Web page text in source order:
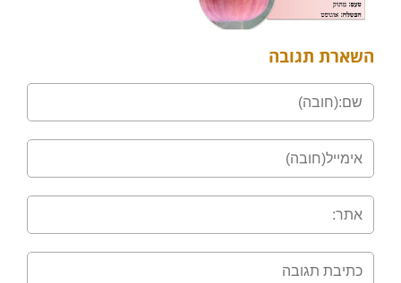
השארת תגובה